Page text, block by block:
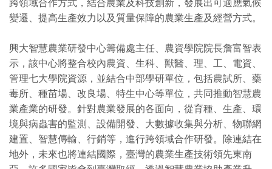
變遷、提高生產效力以及質量保障的農業生產及經營方式。
興大智慧農業研發中心籌備處主任、農資學院院長詹富智表
示，該中心將整合校內農資、生科、獸醫、理、工、電資、
管理七大學院資源，並結合中部學研單位，包括農試所、藥
毒所、種苗場、改良場、特生中心等單位，共同推動智慧農
業產業的研發。針對農業發展的各面向，從育種、生產、環
境與病蟲害的監測、設備開發、大數據收集與分析、物聯網
建置、智慧傳輸、行銷等，進行跨領域合作研發。除連結在
地外，未來也將連結國際，臺灣的農業生產技術領先東南